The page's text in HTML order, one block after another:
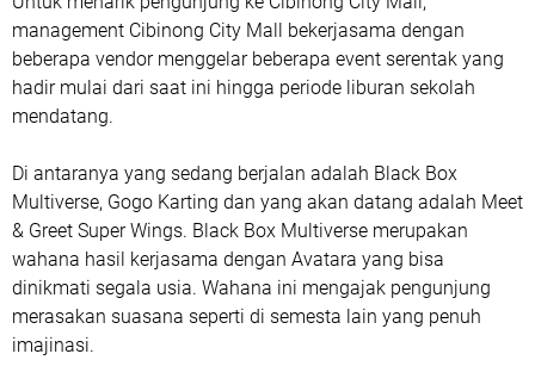
management Cibinong City Mall bekerjasama dengan
beberapa vendor menggelar beberapa event serentak yang
hadir mulai dari saat ini hingga periode liburan sekolah
mendatang.
Di antaranya yang sedang berjalan adalah Black Box
Multiverse, Gogo Karting dan yang akan datang adalah Meet
& Greet Super Wings. Black Box Multiverse merupakan
wahana hasil kerjasama dengan Avatara yang bisa
dinikmati segala usia. Wahana ini mengajak pengunjung
merasakan suasana seperti di semesta lain yang penuh
imajinasi.